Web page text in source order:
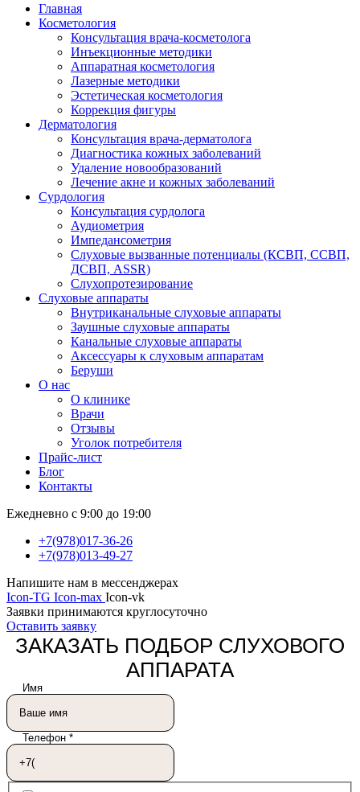
Главная
Косметология
Консультация врача-косметолога
Инъекционные методики
Аппаратная косметология
Лазерные методики
Эстетическая косметология
Коррекция фигуры
Дерматология
Консультация врача-дерматолога
Диагностика кожных заболеваний
Удаление новообразований
Лечение акне и кожных заболеваний
Сурдология
Консультация сурдолога
Аудиометрия
Импедансометрия
Слуховые вызванные потенциалы (КСВП, ССВП,
ДСВП, ASSR)
Слухопротезирование
Слуховые аппараты
Внутриканальные слуховые аппараты
Заушные слуховые аппараты
Канальные слуховые аппараты
Аксессуары к слуховым аппаратам
Беруши
О нас
О клинике
Врачи
Отзывы
Уголок потребителя
Прайс-лист
Блог
Контакты
Ежедневно с 9:00 до 19:00
+7(978)017-36-26
+7(978)013-49-27
Напишите нам в мессенджерах
Icon-TG Icon-max Icon-vk
Заявки принимаются круглосуточно
Оставить заявку
ЗАКАЗАТЬ ПОДБОР СЛУХОВОГО
АППАРАТА
Имя
Телефон *